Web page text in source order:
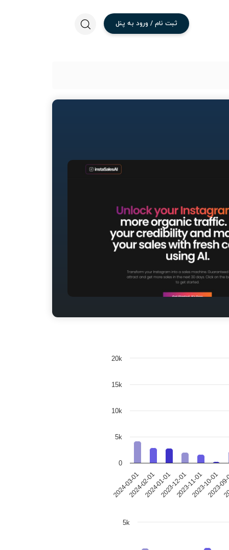
ثبت نام / ورود به پنل
2024-03-012024-02-012024-01-012023-12-012023-11-012023-10-01
2023-
0
5k
10k
15k
20k
5k